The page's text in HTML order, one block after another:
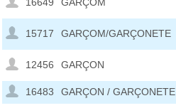
15717 GARÇOM/GARÇONETE
12456 GARÇON
16483 GARÇON / GARÇONETE